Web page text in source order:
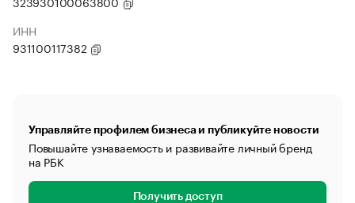
ИНН
931100117382
Управляйте профилем бизнеса и публикуйте новости
Повышайте узнаваемость и развивайте личный бренд
на РБК
Получить доступ